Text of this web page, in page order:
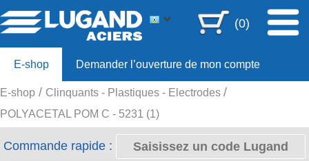
(0)
E-shop Demander l’ouverture de mon compte
Offre 80ans
E-shop
Clinquants - Plastiques - Electrodes
POLYACETAL POM C - 5231 (1)
Commande rapide :